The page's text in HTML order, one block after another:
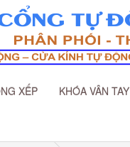
XẾP KHÓA VÂN TAY